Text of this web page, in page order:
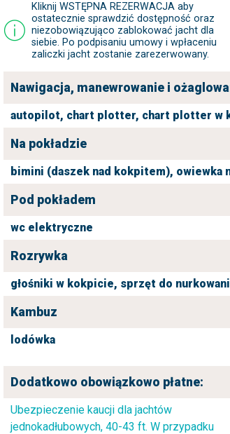
Kliknij WSTĘPNA REZERWACJA aby
ostatecznie sprawdzić dostępność oraz
niezobowiązująco zablokować jacht dla
siebie. Po podpisaniu umowy i wpłaceniu
zaliczki jacht zostanie zarezerwowany.
Nawigacja, manewrowanie i
autopilot, chart plotter, chart plotter w
Na pokładzie
bimini (daszek nad kokpitem), owiewka
Pod pokładem
wc elektryczne
Rozrywka
głośniki w kokpicie, sprzęt do
Kambuz
lodówka
Dodatkowo obowiązkowo płatne:
Ubezpieczenie kaucji dla jachtów
jednokadłubowych, 40-43 ft. W przypadku